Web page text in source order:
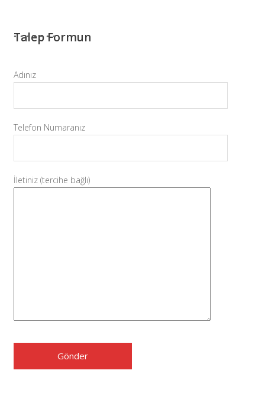
Talep Formun
Adınız
Telefon Numaranız
İletiniz (tercihe bağlı)